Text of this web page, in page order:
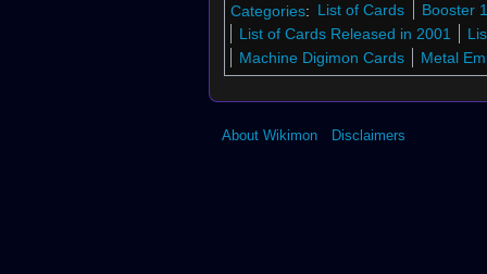
Categories: List of Cards
Booster
List of Cards Released in 2001
Machine Digimon Cards
Metal
About Wikimon Disclaimers